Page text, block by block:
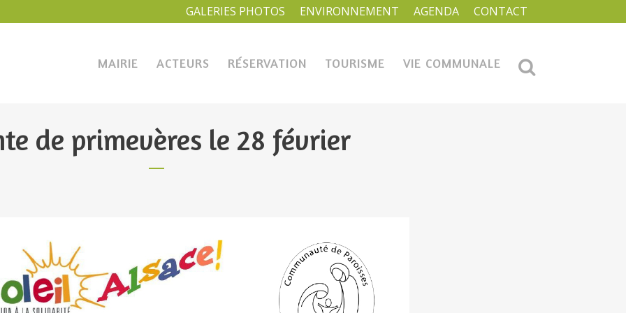
GALERIES PHOTOS ENVIRONNEMENT AGENDA CONTACT
MAIRIE ACTEURS RÉSERVATION TOURISME VIE COMMUNALE
de primevères le 28 février